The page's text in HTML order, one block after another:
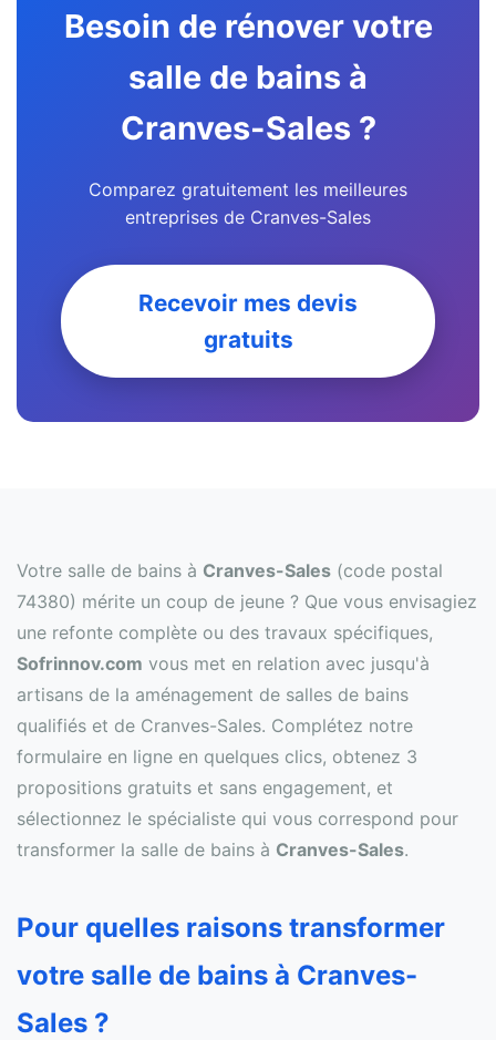
Besoin de rénover votre
salle de bains à
Cranves-Sales ?
Comparez gratuitement les meilleures
entreprises de Cranves-Sales
Recevoir mes devis
gratuits
Votre salle de bains à Cranves-Sales (code postal
74380) mérite un coup de jeune ? Que vous envisagiez
une refonte complète ou des travaux spécifiques,
Sofrinnov.com vous met en relation avec jusqu'à
artisans de la aménagement de salles de bains
qualifiés et de Cranves-Sales. Complétez notre
formulaire en ligne en quelques clics, obtenez 3
propositions gratuits et sans engagement, et
sélectionnez le spécialiste qui vous correspond pour
transformer la salle de bains à Cranves-Sales.
Pour quelles raisons transformer
votre salle de bains à Cranves-
Sales ?